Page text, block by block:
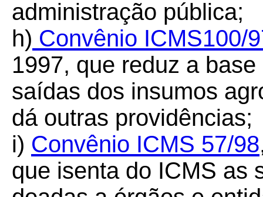
administração pública;
h) Convênio ICMS100/
1997, que reduz a
saídas dos insumos
dá outras providências;
i) Convênio ICMS 57/98
que isenta do ICMS as